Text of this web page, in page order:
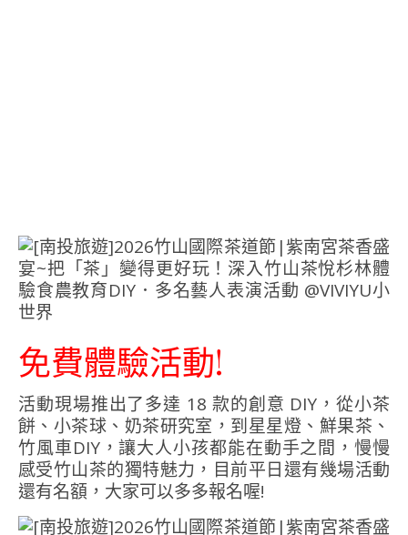
免費體驗活動!
活動現場推出了多達 18 款的創意 DIY，從小茶
餅、小茶球、奶茶研究室，到星星燈、鮮果茶、
竹風車DIY，讓大人小孩都能在動手之間，慢慢
感受竹山茶的獨特魅力，目前平日還有幾場活動
還有名額，大家可以多多報名喔!